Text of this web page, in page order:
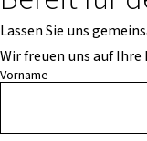
Lassen Sie uns
Wir freuen uns auf Ihre
Vorname